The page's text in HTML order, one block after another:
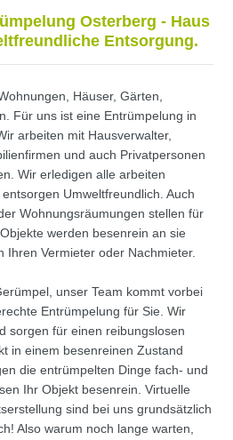
Osterberg - Haus
Entsorgung.
Häuser, Gärten,
Für uns ist eine Entrümpelung in
arbeiten mit Hausverwalter,
und auch Privatpersonen
Wir erledigen alle arbeiten
Umweltfreundlich. Auch
Wohnungsräumungen stellen für
werden besenrein an sie
Ihren Vermieter oder Nachmieter.
unser Team kommt vorbei
Entrümpelung für Sie. Wir
sorgen für einen reibungslosen
in einem besenreinen Zustand
die entrümpelten Dinge fach- und
Ihr Objekt besenrein. Virtuelle
sind bei uns grundsätzlich
Also warum noch lange warten,